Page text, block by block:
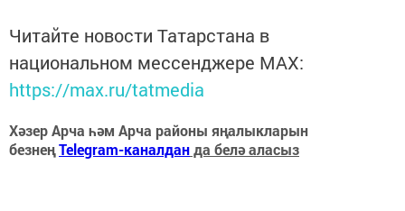
Читайте новости Татарстана в
национальном мессенджере MАХ:
https://max.ru/tatmedia
Хәзер Арча һәм Арча районы яңалыкларын
безнеңTelegram-каналданда белә аласыз